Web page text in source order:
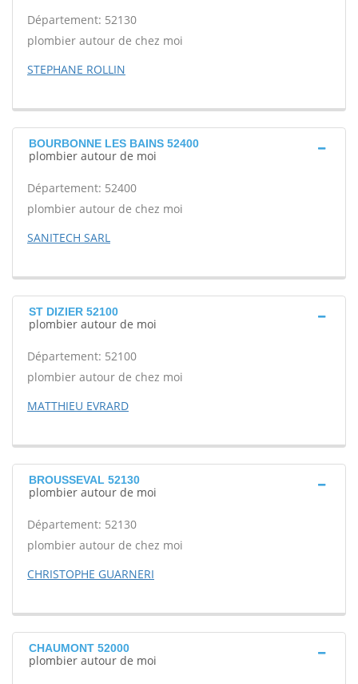
Département: 52130
plombier autour de chez moi
STEPHANE ROLLIN
BOURBONNE LES BAINS 52400
plombier autour de moi
Département: 52400
plombier autour de chez moi
SANITECH SARL
ST DIZIER 52100
plombier autour de moi
Département: 52100
plombier autour de chez moi
MATTHIEU EVRARD
BROUSSEVAL 52130
plombier autour de moi
Département: 52130
plombier autour de chez moi
CHRISTOPHE GUARNERI
CHAUMONT 52000
plombier autour de moi